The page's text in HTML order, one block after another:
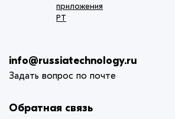
приложения
РТ
info@russiatechnology.ru
Задать вопрос по почте
Обратная связь